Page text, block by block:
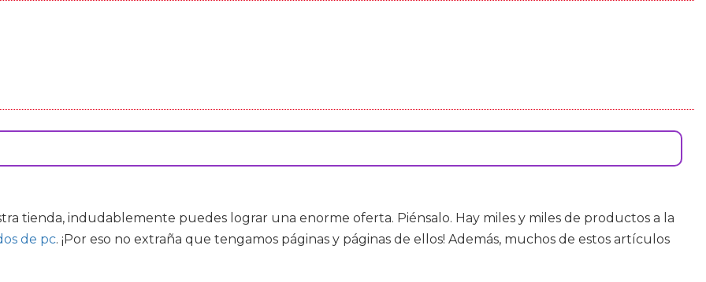
tienda, indudablemente puedes lograr una enorme oferta. Piénsalo. Hay miles y miles de productos a la
de pc. ¡Por eso no extraña que tengamos páginas y páginas de ellos! Además, muchos de estos artículos